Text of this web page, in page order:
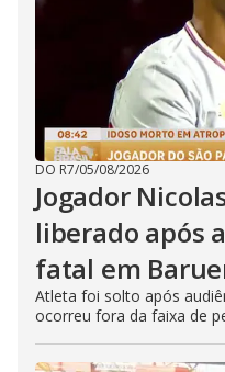
DO R7/05/08/2026
Jogador
liberado após
fatal em
Atleta foi solto após
ocorreu fora da faixa de